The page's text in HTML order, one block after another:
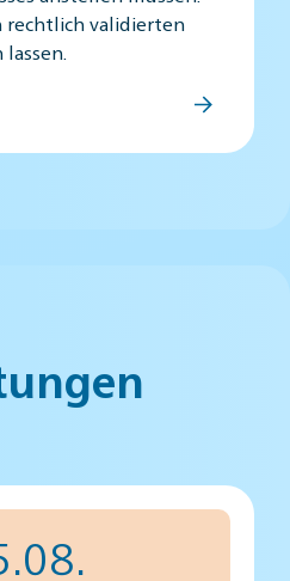
rechtlich validierten